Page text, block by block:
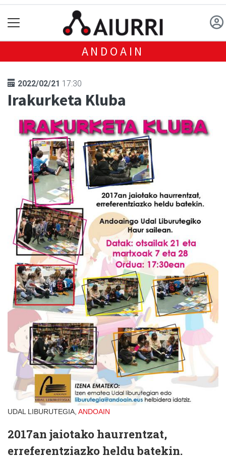
ANDOAIN
2022/02/21 17:30
Irakurketa Kluba
UDAL LIBURUTEGIA, ANDOAIN
2017an jaiotako haurrentzat,
erreferentziazko heldu batekin.